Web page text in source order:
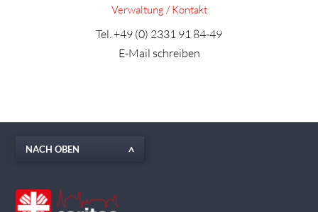
Verwaltung / Kontakt
Tel. +49 (0) 2331 91 84-49
E-Mail schreiben
NACH OBEN